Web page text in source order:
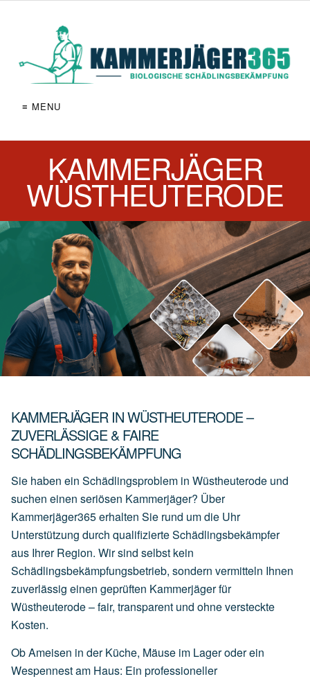
≡ MENU
KAMMERJÄGER
WÜSTHEUTERODE
KAMMERJÄGER IN WÜSTHEUTERODE –
ZUVERLÄSSIGE & FAIRE
SCHÄDLINGSBEKÄMPFUNG
Sie haben ein Schädlingsproblem in Wüstheuterode und
suchen einen seriösen Kammerjäger? Über
Kammerjäger365 erhalten Sie rund um die Uhr
Unterstützung durch qualifizierte Schädlingsbekämpfer
aus Ihrer Region. Wir sind selbst kein
Schädlingsbekämpfungsbetrieb, sondern vermitteln Ihnen
zuverlässig einen geprüften Kammerjäger für
Wüstheuterode – fair, transparent und ohne versteckte
Kosten.
Ob Ameisen in der Küche, Mäuse im Lager oder ein
Wespennest am Haus: Ein professioneller